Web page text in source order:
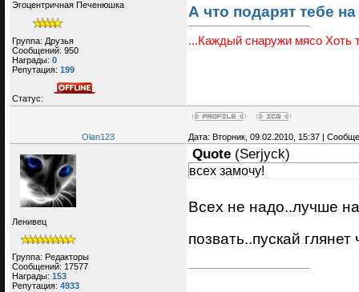
Эгоцентричная Печенюшка
Группа: Друзья
Сообщений: 950
Награды: 0
Репутация: 199
Статус:
А что подарят тебе
...Каждый снаружи мясо Хоть
Olan123 Дата: Вторник, 09.02.2010, 15:37 |
Ленивец
Группа: Редакторы
Сообщений: 17577
Награды: 153
Репутация: 4933
Quote (Serjyck)
всех замочу!
Всех не надо..лучше
позвать..пускай